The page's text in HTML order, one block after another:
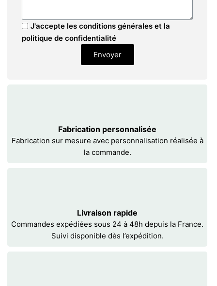
J'accepte les conditions générales et la
politique de confidentialité
Envoyer
Fabrication personnalisée
Fabrication sur mesure avec personnalisation réalisée à
la commande.
Livraison rapide
Commandes expédiées sous 24 à 48h depuis la France.
Suivi disponible dès l’expédition.